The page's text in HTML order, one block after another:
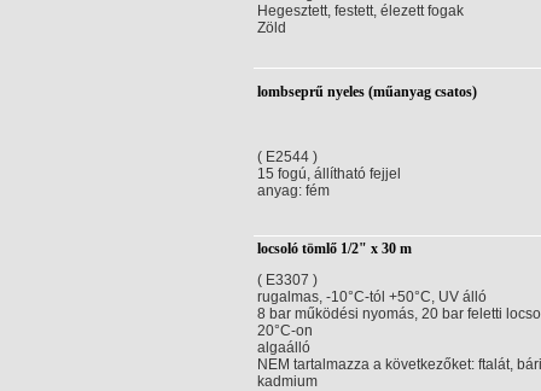
Hegesztett, festett, élezett fogak
Zöld
lombseprű nyeles (műanyag csatos)
( E2544 )
15 fogú, állítható fejjel
anyag: fém
locsoló tömlő 1/2" x 30 m
( E3307 )
rugalmas, -10°C-tól +50°C, UV álló
8 bar működési nyomás, 20 bar feletti
20°C-on
algaálló
NEM tartalmazza a következőket: ftalát,
kadmium